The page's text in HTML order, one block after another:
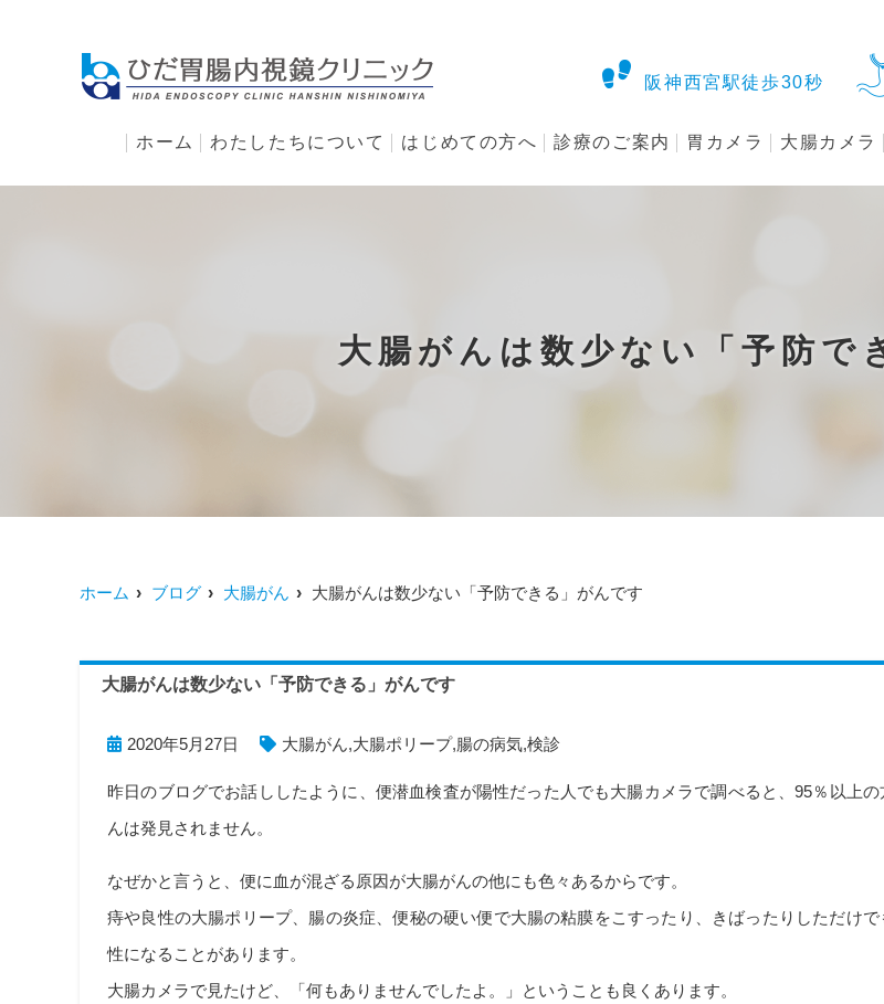
阪神西宮駅徒歩30秒
ホーム わたしたちについて はじめての方へ 診療のご案内 胃カメラ 大腸カメラ
大腸がんは数少ない「予防で
ホーム ブログ 大腸がん 大腸がんは数少ない「予防できる」がんです
大腸がんは数少ない「予防できる」がんです
2020年5月27日 大腸がん,大腸ポリープ,腸の病気,検診
昨日のブログでお話ししたように、便潜血検査が陽性だった人でも大腸カメラで調べると、95％以上
んは発見されません。
なぜかと言うと、便に血が混ざる原因が大腸がんの他にも色々あるからです。
痔や良性の大腸ポリープ、腸の炎症、便秘の硬い便で大腸の粘膜をこすったり、きばったりしただけ
性になることがあります。
大腸カメラで見たけど、「何もありませんでしたよ。」ということも良くあります。